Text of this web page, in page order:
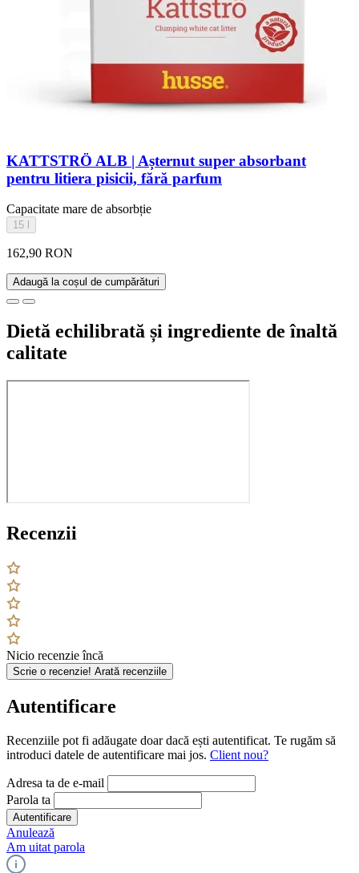
KATTSTRÖ ALB | Așternut super absorbant
pentru litiera pisicii, fără parfum
Capacitate mare de absorbție
15 l
162,90 RON
Adaugă la coșul de cumpărături
Dietă echilibrată și ingrediente de înaltă
calitate
Recenzii
Nicio recenzie încă
Scrie o recenzie! Arată recenziile
Autentificare
Recenziile pot fi adăugate doar dacă ești autentificat. Te rugăm să
introduci datele de autentificare mai jos. Client nou?
Adresa ta de e-mail
Parola ta
Autentificare
Anulează
Am uitat parola